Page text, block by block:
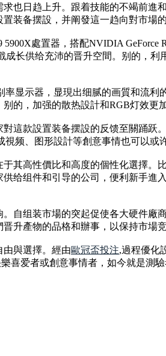
也日趋上升。跟着技能的不竭前
装备摆設，并阐發這一趋向對市場的
處置器，搭配NVIDIA
长供给充沛的晋升空間。别的，
率显示器，显現出细腻的画質和流
的，加强的散热設計和RGB灯效更
這款設置装备摆設的反馈至關踊跃
频、图形設計等創意事情也可以
其高性價比和高度的個性化選擇
给组件和引导的公司，便利新手
自组装市場的突起促使各大硬件廠
升產物的品格和辦事，以保持市場竞
由與選擇。經由歐冠盃投注,過程優化
喜爱者或創意事情者，如今就是測